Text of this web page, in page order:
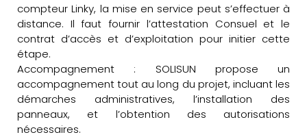
compteur Linky, la mise en service peut s’effectuer à
distance. Il faut fournir l’attestation Consuel et le
contrat d’accès et d’exploitation pour initier cette
étape.
Accompagnement : SOLISUN propose un
accompagnement tout au long du projet, incluant les
démarches administratives, l’installation des
panneaux, et l’obtention des autorisations
nécessaires.